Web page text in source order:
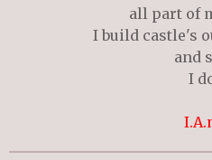
all part of
I build castle's
and
I